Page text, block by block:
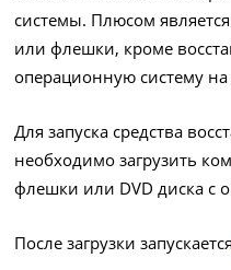
системы. Плюсом
или флешки, кроме
операционную систему
Для запуска средства
необходимо загрузить
флешки или DVD диска с
После загрузки